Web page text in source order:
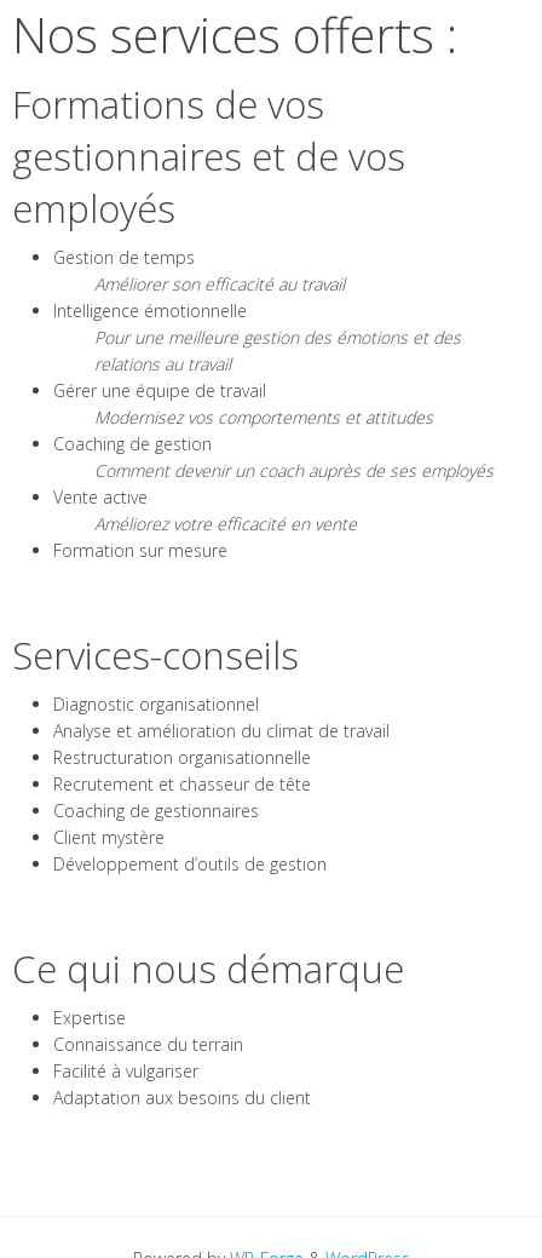
Nos services offerts :
Formations de vos
gestionnaires et de vos
employés
Gestion de temps
Améliorer son efficacité au travail
Intelligence émotionnelle
Pour une meilleure gestion des émotions et des
relations au travail
Gérer une équipe de travail
Modernisez vos comportements et attitudes
Coaching de gestion
Comment devenir un coach auprès de ses employés
Vente active
Améliorez votre efficacité en vente
Formation sur mesure
Services-conseils
Diagnostic organisationnel
Analyse et amélioration du climat de travail
Restructuration organisationnelle
Recrutement et chasseur de tête
Coaching de gestionnaires
Client mystère
Développement d’outils de gestion
Ce qui nous démarque
Expertise
Connaissance du terrain
Facilité à vulgariser
Adaptation aux besoins du client